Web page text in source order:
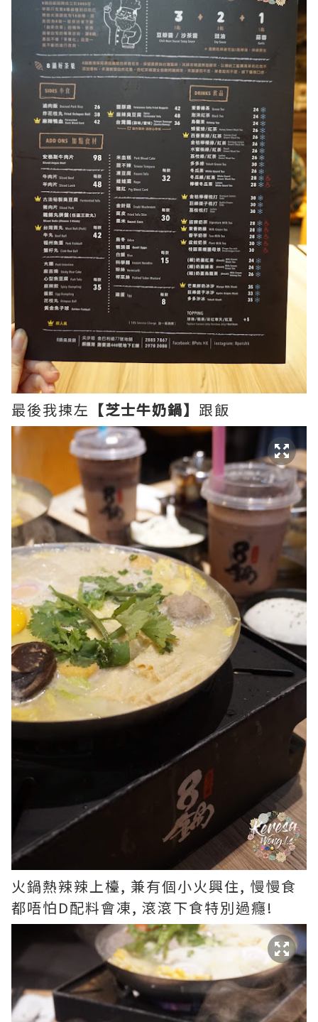
最後我揀左 【芝士牛奶鍋】 跟飯
火鍋熱辣辣上檯, 兼有個小火興住, 慢慢食
都唔怕D配料會凍, 滾滾下食特別過癮!